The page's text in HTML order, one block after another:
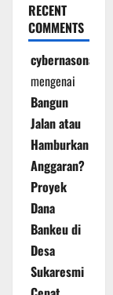
RECENT
COMMENTS
cybernasonal
mengenai
Bangun
Jalan atau
Hamburkan
Anggaran?
Proyek
Dana
Bankeu di
Desa
Sukaresmi